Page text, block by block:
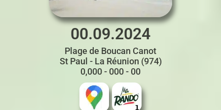
00.09.2024
Plage de Boucan Canot
St Paul - La Réunion (974)
0,000 - 000 - 00